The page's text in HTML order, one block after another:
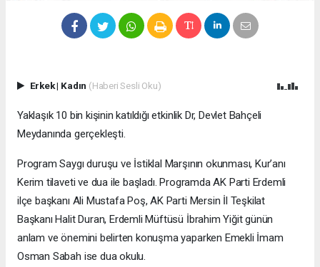
Erkek| Kadın (Haberi Sesli Oku)
Yaklaşık 10 bin kişinin katıldığı etkinlik Dr, Devlet Bahçeli
Meydanında gerçekleşti.
Program Saygı duruşu ve İstiklal Marşının okunması, Kur’anı
Kerim tilaveti ve dua ile başladı. Programda AK Parti Erdemli
ilçe başkanı Ali Mustafa Poş, AK Parti Mersin İl Teşkilat
Başkanı Halit Duran, Erdemli Müftüsü İbrahim Yiğit günün
anlam ve önemini belirten konuşma yaparken Emekli İmam
Osman Sabah ise dua okulu.